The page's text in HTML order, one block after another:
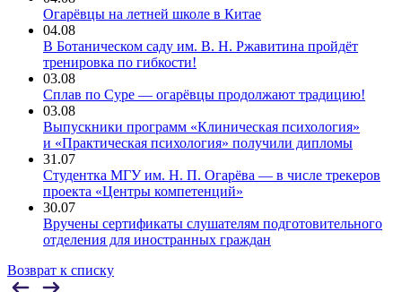
Огарёвцы на летней школе в Китае
04.08
В Ботаническом саду им. В. Н. Ржавитина пройдёт
тренировка по гибкости!
03.08
Сплав по Суре — огарёвцы продолжают традицию!
03.08
Выпускники программ «Клиническая психология»
и «Практическая психология» получили дипломы
31.07
Студентка МГУ им. Н. П. Огарёва — в числе трекеров
проекта «Центры компетенций»
30.07
Вручены сертификаты слушателям подготовительного
отделения для иностранных граждан
Возврат к списку